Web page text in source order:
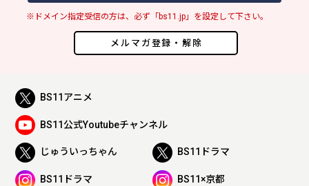
メルマガ登録・解除
※ドメイン指定受信の方は、必ず「bs11.jp」を設定して下さい。
BS11アニメ
BS11公式Youtubeチャンネル
じゅういっちゃん BS11ドラマ
BS11ドラマ BS11×京都